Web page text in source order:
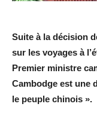
Suite à la décision
sur les voyages à
Premier ministre
Cambodge est une
le peuple chinois ».